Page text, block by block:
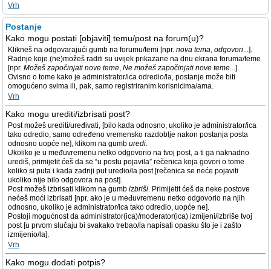
Vrh
Postanje
Kako mogu postati [objaviti] temu/post na forum(u)?
Klikneš na odgovarajući gumb na forumu/temi [npr. nova tema, odgovori...].
Radnje koje (ne)možeš raditi su uvijek prikazane na dnu ekrana foruma/teme
[npr. Možeš započinjati nove teme, Ne možeš započinjati nove teme...].
Ovisno o tome kako je administrator/ica odredio/la, postanje može biti
omogućeno svima ili, pak, samo registriranim korisnicima/ama.
Vrh
Kako mogu urediti/izbrisati post?
Post možeš urediti/uređivati, [bilo kada odnosno, ukoliko je administrator/ica
tako odredio, samo određeno vremensko razdoblje nakon postanja posta
odnosno uopće ne], klikom na gumb uredi.
Ukoliko je u međuvremenu netko odgovorio na tvoj post, a ti ga naknadno
urediš, primijetit ćeš da se “u postu pojavila” rečenica koja govori o tome
koliko si puta i kada zadnji put uredio/la post [rečenica se neće pojaviti
ukoliko nije bilo odgovora na post].
Post možeš izbrisati klikom na gumb izbriši. Primijetit ćeš da neke postove
nećeš moći izbrisati [npr. ako je u međuvremenu netko odgovorio na njih
odnosno, ukoliko je administrator/ica tako odredio, uopće ne].
Postoji mogućnost da administrator(ica)/moderator(ica) izmijeni/izbriše tvoj
post [u prvom slučaju bi svakako trebao/la napisati opasku što je i zašto
izmijenio/la].
Vrh
Kako mogu dodati potpis?